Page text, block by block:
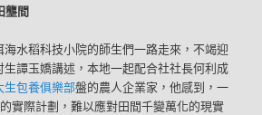
壟間
海水稻科技小院的師生們一路走來，不竭迎
譚玉嬌講述，本地一起配合社社長何利成
生包養俱樂部盤的農人企業家，他感到，一
實際計劃，難以應對田間千變萬化的現實